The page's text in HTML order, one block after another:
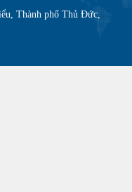
Thành phố Thủ Đức,